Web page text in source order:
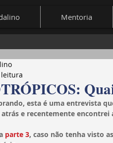
Mentoria
esta é uma entrevista
e recentemente encontrei
parte 3, caso não tenha visto